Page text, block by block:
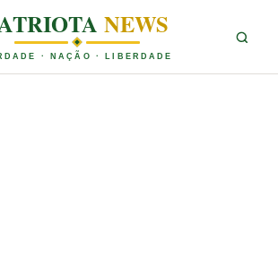
NEWS
· NAÇÃO · LIBERDADE